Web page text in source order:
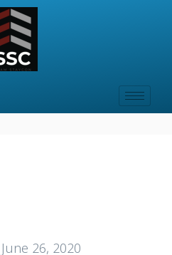
June 26, 2020